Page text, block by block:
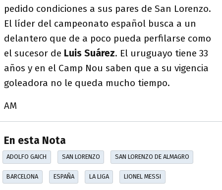
pedido condiciones a sus pares de San Lorenzo.
El líder del campeonato español busca a un
delantero que de a poco pueda perfilarse como
el sucesor de Luis Suárez. El uruguayo tiene 33
años y en el Camp Nou saben que a su vigencia
goleadora no le queda mucho tiempo.
AM
En esta Nota
ADOLFO GAICH SAN LORENZO SAN LORENZO DE ALMAGRO
BARCELONA ESPAÑA LA LIGA LIONEL MESSI